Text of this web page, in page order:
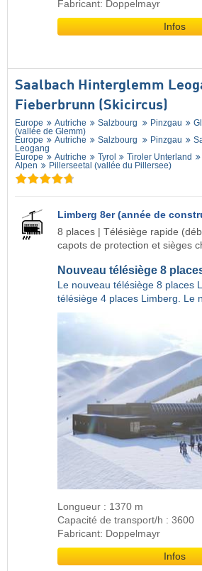
Fabricant: Doppelmayr
Infos
Saalbach Hinterglemm
Fieberbrunn (Skicircus)
Europe Autriche Salzbourg Pinzgau
(vallée de Glemm)
Europe
Autriche Salzbourg Pinzgau
Leogang
Europe
Autriche Tyrol Tiroler Unterland
Alpen
Pillerseetal (vallée du Pillersee)
Limberg 8er (année de
8 places | Télésiège rapide
capots de protection et sièges
Nouveau télésiège 8
Le nouveau télésiège 8 places
télésiège 4 places Limberg. Le
Longueur : 1370 m
Capacité de transport/h : 3600
Fabricant: Doppelmayr
Infos